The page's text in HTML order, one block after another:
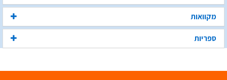
מקוואות
ספריות